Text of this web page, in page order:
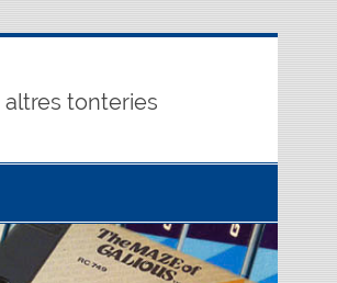
altres tonteries